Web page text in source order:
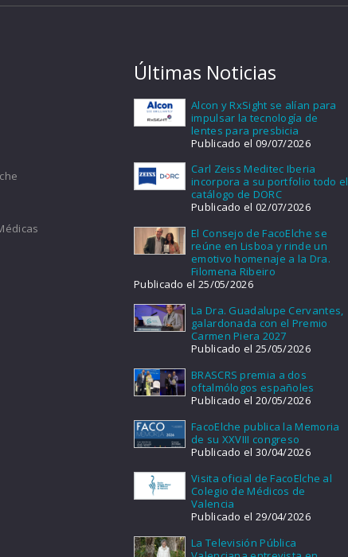
Últimas Noticias
Alcon y RxSight se alían para
impulsar la tecnología de
lentes para presbicia
Publicado el 09/07/2026
Carl Zeiss Meditec Iberia
incorpora a su portfolio todo el
catálogo de DORC
Publicado el 02/07/2026
El Consejo de FacoElche se
reúne en Lisboa y rinde un
emotivo homenaje a la Dra.
Filomena Ribeiro
Publicado el 25/05/2026
La Dra. Guadalupe Cervantes,
galardonada con el Premio
Carmen Piera 2027
Publicado el 25/05/2026
BRASCRS premia a dos
oftalmólogos españoles
Publicado el 20/05/2026
FacoElche publica la Memoria
de su XXVIII congreso
Publicado el 30/04/2026
Visita oficial de FacoElche al
Colegio de Médicos de
Valencia
Publicado el 29/04/2026
La Televisión Pública